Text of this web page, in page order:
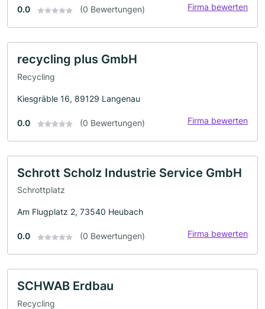
0.0 (0 Bewertungen) Firma bewerten
recycling plus GmbH
Recycling
Kiesgräble 16, 89129 Langenau
0.0 (0 Bewertungen) Firma bewerten
Schrott Scholz Industrie Service GmbH
Schrottplatz
Am Flugplatz 2, 73540 Heubach
0.0 (0 Bewertungen) Firma bewerten
SCHWAB Erdbau
Recycling